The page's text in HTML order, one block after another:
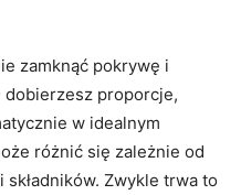
zamknąć pokrywę i
dobierzesz proporcje,
w idealnym
różnić się zależnie od
Zwykle trwa to